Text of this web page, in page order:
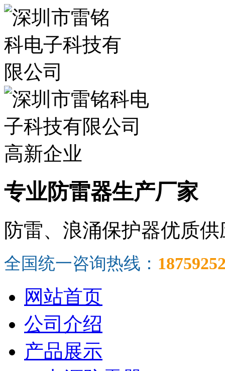
专业防雷器生产厂家
防雷、浪涌保护器优质供
全国统一咨询热线：
网站首页
公司介绍
产品展示